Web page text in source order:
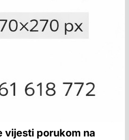
vijesti porukom na